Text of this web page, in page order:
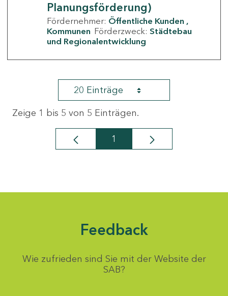
Planungsförderung)
Fördernehmer: Öffentliche Kunden
Kommunen Förderzweck: Städtebau
und Regionalentwicklung
20 Einträge
Zeige 1 bis 5 von 5 Einträgen.
Seite
1
Feedback
Wie zufrieden sind Sie mit der Website der
SAB?